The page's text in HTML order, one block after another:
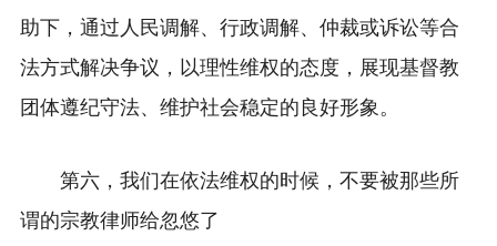
助下，通过人民调解、行政调解、仲裁或诉讼等合
法方式解决争议，以理性维权的态度，展现基督教
团体遵纪守法、维护社会稳定的良好形象。
第六，我们在依法维权的时候，不要被那些所
谓的宗教律师给忽悠了